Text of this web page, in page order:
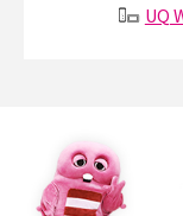
SMSとは？料金やでき
iPhone 16eとiPhone SE
iPhone 16eとiPhone 14
UQ